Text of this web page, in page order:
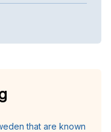
that are known